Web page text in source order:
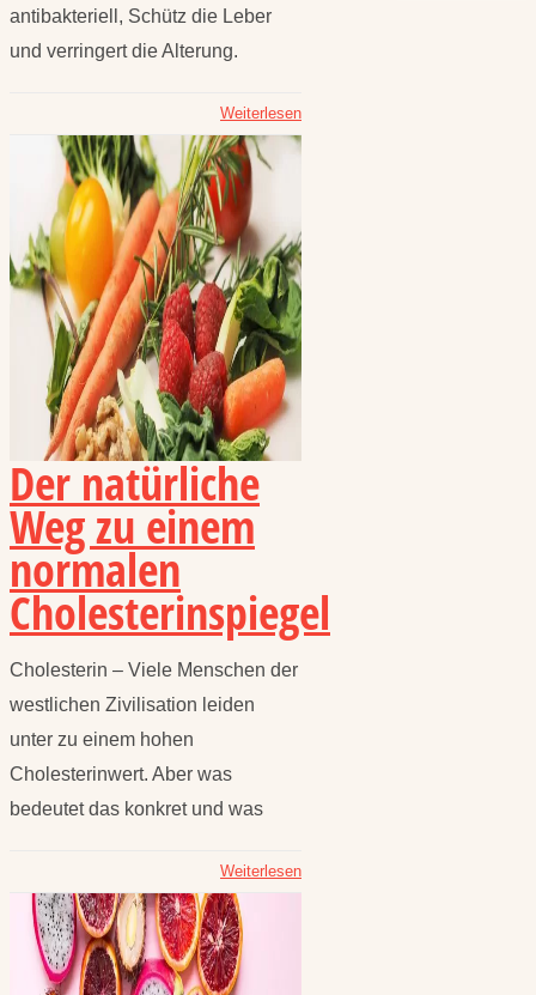
antibakteriell, Schütz die Leber
und verringert die Alterung.
Weiterlesen
Der natürliche
Weg zu einem
normalen
Cholesterinspiegel
Cholesterin – Viele Menschen der
westlichen Zivilisation leiden
unter zu einem hohen
Cholesterinwert. Aber was
bedeutet das konkret und was
Weiterlesen